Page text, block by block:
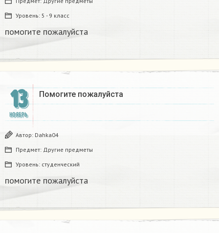
Уровень: 5 - 9 класс
помогите пожалуйста ​
13
НОЯБРЬ
Помогите пожалуйста ​
Автор: Dahka04
Предмет: Другие предметы
Уровень: студенческий
помогите пожалуйста ​